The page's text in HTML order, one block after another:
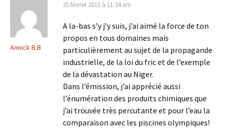
Annick B.B
25 février 2011 à 11:34 am
A la-bas s’y j’y suis, j’ai aimé la force de ton
propos en tous domaines mais
particulièrement au sujet de la propagande
industrielle, de la loi du fric et de l’exemple
de la dévastation au Niger.
Dans l’émission, j’ai apprécié aussi
l’énumération des produits chimiques que
j’ai trouvée très percutante et pour l’eau la
comparaison avec les piscines olympiques!